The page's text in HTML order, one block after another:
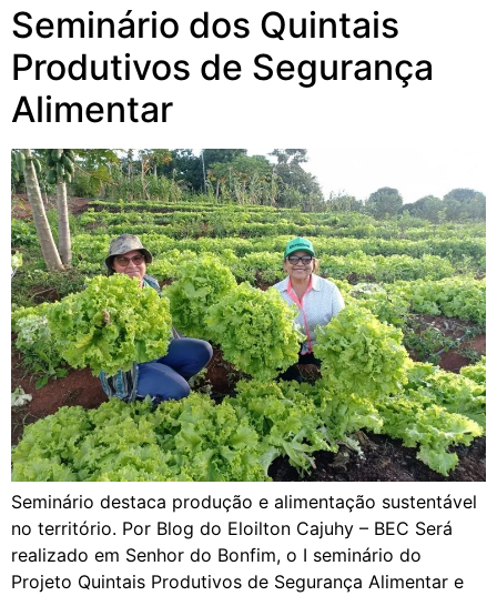
Seminário dos Quintais
Produtivos de Segurança
Alimentar
Seminário destaca produção e alimentação sustentável
no território. Por Blog do Eloilton Cajuhy – BEC Será
realizado em Senhor do Bonfim, o I seminário do
Projeto Quintais Produtivos de Segurança Alimentar e